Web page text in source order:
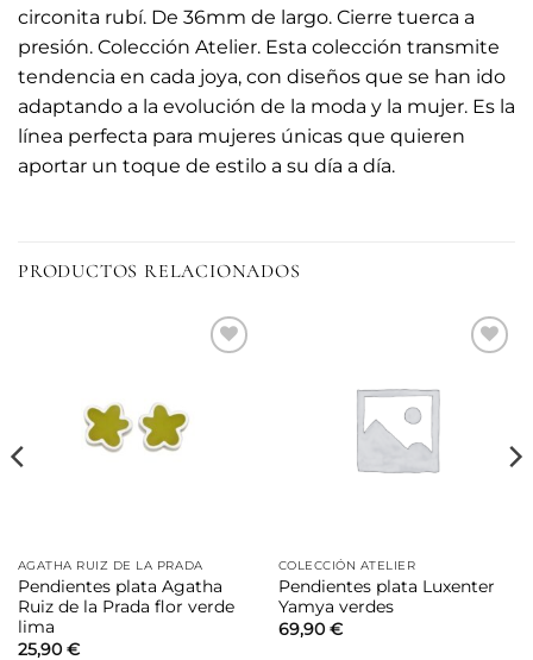
circonita rubí. De 36mm de largo. Cierre tuerca a
presión. Colección Atelier. Esta colección transmite
tendencia en cada joya, con diseños que se han ido
adaptando a la evolución de la moda y la mujer. Es la
línea perfecta para mujeres únicas que quieren
aportar un toque de estilo a su día a día.
PRODUCTOS RELACIONADOS
AGATHA RUIZ DE LA PRADA
Pendientes plata Agatha
Ruiz de la Prada flor verde
lima
25,90 €
COLECCIÓN ATELIER
Pendientes plata Luxenter
Yamya verdes
69,90 €